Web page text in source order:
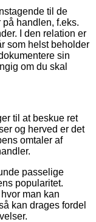
til de
handlen, f.eks.
I den relation er
som helst beholder
sin
om du skal
til at beskue ret
og herved er det
omtaler af
passelige
popularitet.
man kan
kan drages fordel